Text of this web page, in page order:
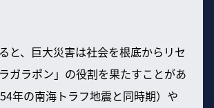
と、巨大災害は社会を根底からリセ
ガラポン」の役割を果たすことがあ
年の南海トラフ地震と同時期）や